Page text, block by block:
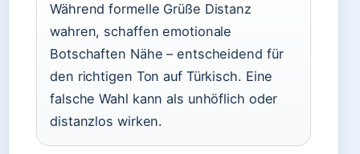
Während formelle Grüße Distanz
wahren, schaffen emotionale
Botschaften Nähe – entscheidend für
den richtigen Ton auf Türkisch. Eine
falsche Wahl kann als unhöflich oder
distanzlos wirken.